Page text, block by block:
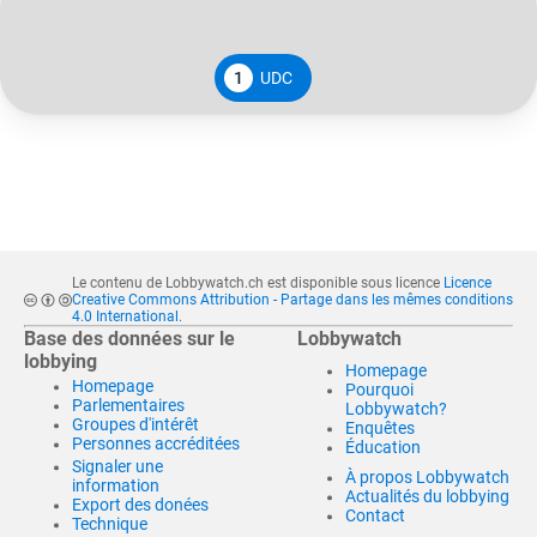
1 UDC
Le contenu de Lobbywatch.ch est disponible sous licence Licence
Creative Commons Attribution - Partage dans les mêmes conditions
4.0 International .
Base des données sur le
lobbying
Homepage
Parlementaires
Groupes d'intérêt
Personnes accréditées
Signaler une
information
Export des donées
Technique
Lobbywatch
Homepage
Pourquoi
Lobbywatch?
Enquêtes
Éducation
À propos Lobbywatch
Actualités du lobbying
Contact